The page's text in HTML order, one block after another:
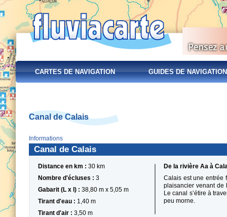
CARTES DE NAVIGATION GUIDES DE NAVIGATION
Canal de Calais
Informations
Canal de Calais
Distance en km : 30 km
Nombre d'écluses : 3
Gabarit (L x l) : 38,80 m x 5,05 m
Tirant d'eau : 1,40 m
Tirant d'air : 3,50 m
De la rivière Aa à
Calais est une entrée
plaisancier venant de
Le canal s’étire à
peu morne.